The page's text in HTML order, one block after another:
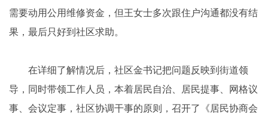
需要动用公用维修资金，但王女士多次跟住户沟通都没有结
果，最后只好到社区求助。
在详细了解情况后，社区金书记把问题反映到街道领
导，同时带领工作人员，本着居民自治、居民提事、网格议
事、会议定事，社区协调干事的原则，召开了《居民协商会